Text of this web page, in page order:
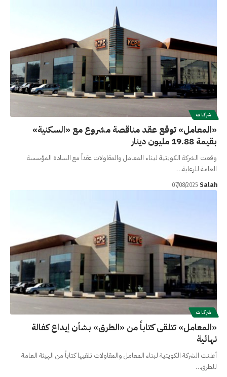
شركات
«المعامل» توقع عقد مناقصة مشروع مع «السكنية»
بقيمة 19.88 مليون دينار
وقعت الشركة الكويتية لبناء المعامل والمقاولات عقداً مع السادة المؤسسة
العامة للرعاية…
Salah
07/08/2025
شركات
«المعامل» تتلقى كتاباً من «الطرق» بشأن إيداع كفالة
نهائية
أعلنت الشركة الكويتية لبناء المعامل والمقاولات تلقيها كتاباً من الهيئة العامة
للطرق…